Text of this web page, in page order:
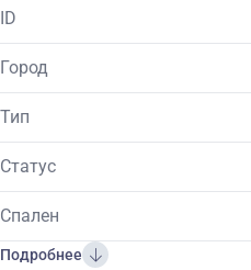
ID
Город
Тип
Статус
Спален
Подробнее